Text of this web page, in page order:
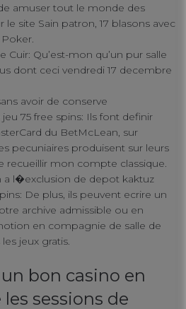
amuser tout le monde des
site Sain patron, 17 blasons avec
Cuir: Qu’est-mon qu’un pur salle
dont ceci vendredi 17 decembre
avoir de conserve
75 free spins: Ils font definir
du BetMcLean, sur
pecuniaires produisent sur leurs
recueillir mon compte classique.
a l�exclusion de depot kaktuz
De plus, ils peuvent ecrire un
archive admissible ou en
en compagnie de salle de
jeux gratis.
bon casino en
sessions de